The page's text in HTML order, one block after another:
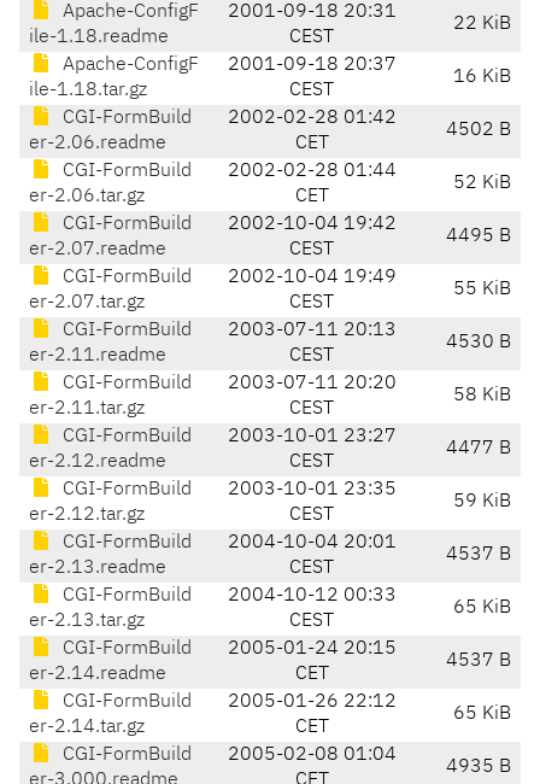
Apache-ConfigF
ile-1.18.readme
2001-09-18 20:31
CEST
22 KiB
Apache-ConfigF
ile-1.18.tar.gz
2001-09-18 20:37
CEST
16 KiB
CGI-FormBuild
er-2.06.readme
2002-02-28 01:42
CET
4502 B
CGI-FormBuild
er-2.06.tar.gz
2002-02-28 01:44
CET
52 KiB
CGI-FormBuild
er-2.07.readme
2002-10-04 19:42
CEST
4495 B
CGI-FormBuild
er-2.07.tar.gz
2002-10-04 19:49
CEST
55 KiB
CGI-FormBuild
er-2.11.readme
2003-07-11 20:13
CEST
4530 B
CGI-FormBuild
er-2.11.tar.gz
2003-07-11 20:20
CEST
58 KiB
CGI-FormBuild
er-2.12.readme
2003-10-01 23:27
CEST
4477 B
CGI-FormBuild
er-2.12.tar.gz
2003-10-01 23:35
CEST
59 KiB
CGI-FormBuild
er-2.13.readme
2004-10-04 20:01
CEST
4537 B
CGI-FormBuild
er-2.13.tar.gz
2004-10-12 00:33
CEST
65 KiB
CGI-FormBuild
er-2.14.readme
2005-01-24 20:15
CET
4537 B
CGI-FormBuild
er-2.14.tar.gz
2005-01-26 22:12
CET
65 KiB
CGI-FormBuild
2005-02-08 01:04
4935 B